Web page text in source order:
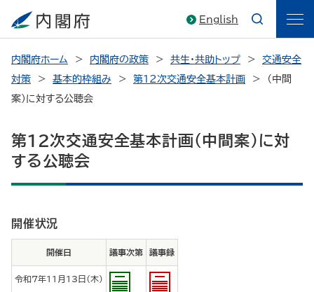
English
内閣府ホーム 内閣府の政策 共生・共助トップ
交通安全
対策
基本的枠組み 第12次交通安全基本計画
（中間
案）に対する公聴会
第12次交通安全基本計画（中間案）に対
する公聴会
開催状況
開催日 議事次第 議事録
令和７年11月13日（木）